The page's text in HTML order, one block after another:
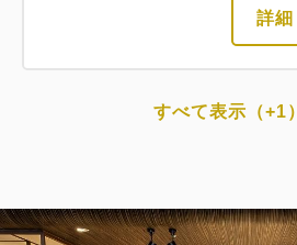
詳細
獲得ポイント 821~
すべて表示（+1）